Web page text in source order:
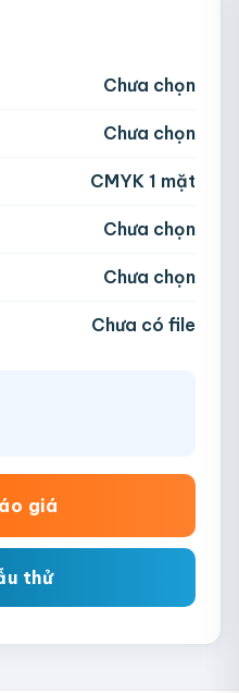
+ hộp
PNG (300dpi).
JPG (tối đa 50MB)
Chưa chọn
Chưa chọn
CMYK 1 mặt
Chưa chọn
Chưa chọn
Chưa có file
giá
thử